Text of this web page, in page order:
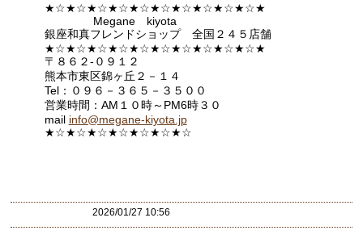
★☆★☆★☆★☆★☆★☆★☆★☆★☆★☆★
Megane kiyota
銀座和真フレンドショップ 全国２４５店舗
★☆★☆★☆★☆★☆★☆★☆★☆★☆★☆★
〒８６２-０９１２
熊本市東区錦ヶ丘２－１４
Tel：０９６－３６５－３５００
営業時間：AM１０時～PM6時３０
mail info@megane-kiyota.jp
★☆★☆★☆★☆★☆★☆★☆
2026/01/27 10:56